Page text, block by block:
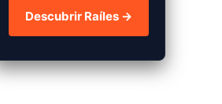
Descubrir Raíles →